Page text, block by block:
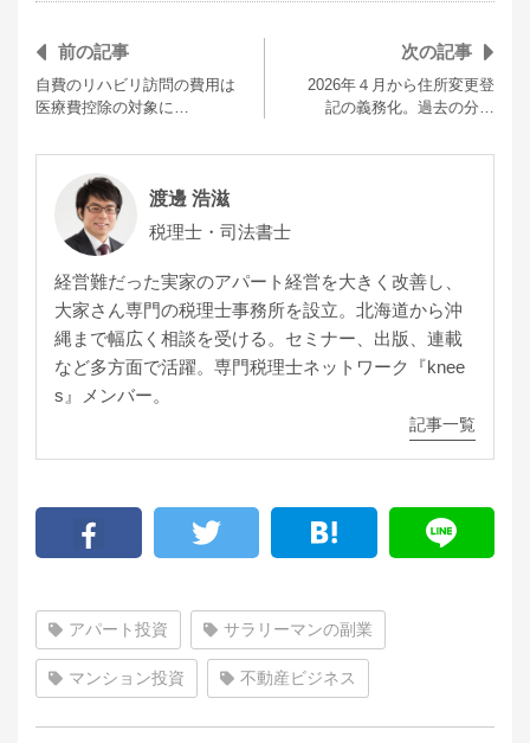
前の記事
自費のリハビリ訪問の費用は
医療費控除の対象に…
次の記事
2026年４月から住所変更登
記の義務化。過去の分…
渡邊 浩滋
税理士・司法書士
経営難だった実家のアパート経営を大きく改善し、
大家さん専門の税理士事務所を設立。北海道から沖
縄まで幅広く相談を受ける。セミナー、出版、連載
など多方面で活躍。専門税理士ネットワーク『knee
s』メンバー。
記事一覧
アパート投資 サラリーマンの副業
マンション投資 不動産ビジネス